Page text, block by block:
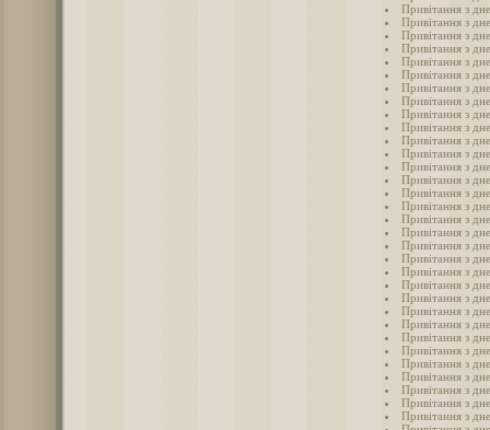
Привітання з
Привітання з
Привітання з
Привітання з
Привітання з
Привітання з
Привітання з
Привітання з
Привітання з
Привітання з
Привітання з
Привітання з
Привітання з
Привітання з
Привітання з
Привітання з
Привітання з
Привітання з
Привітання з
Привітання з
Привітання з
Привітання з
Привітання з
Привітання з
Привітання з
Привітання з
Привітання з
Привітання з
Привітання з
Привітання з
Привітання з
Привітання з